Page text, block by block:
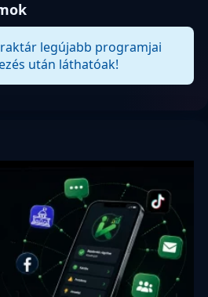
legújabb programjai
után láthatóak!